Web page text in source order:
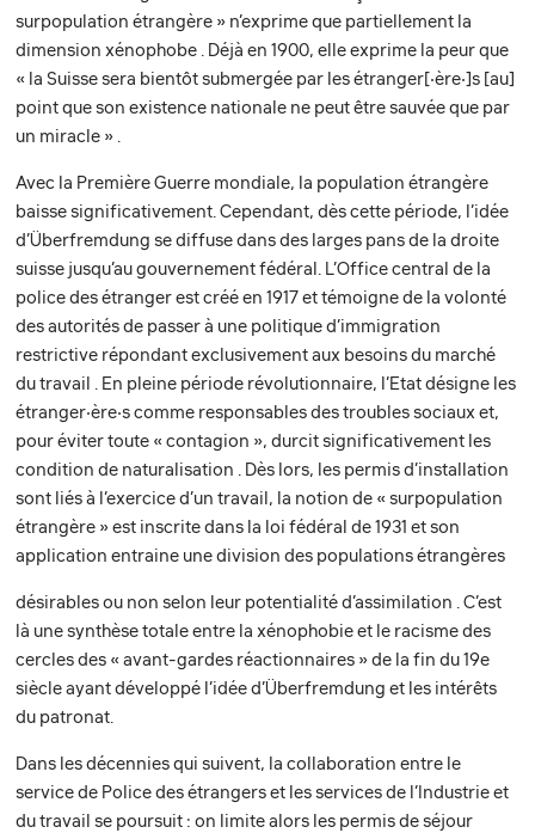
surpopulation étrangère » n’exprime que partiellement la
dimension xénophobe . Déjà en 1900, elle exprime la peur que
« la Suisse sera bientôt submergée par les étranger[‧ère‧]s [au]
point que son existence nationale ne peut être sauvée que par
un miracle » .
Avec la Première Guerre mondiale, la population étrangère
baisse significativement. Cependant, dès cette période, l’idée
d’Überfremdung se diffuse dans des larges pans de la droite
suisse jusqu’au gouvernement fédéral. L’Office central de la
police des étranger est créé en 1917 et témoigne de la volonté
des autorités de passer à une politique d’immigration
restrictive répondant exclusivement aux besoins du marché
du travail . En pleine période révolutionnaire, l’Etat désigne les
étranger‧ère‧s comme responsables des troubles sociaux et,
pour éviter toute « contagion », durcit significativement les
condition de naturalisation . Dès lors, les permis d’installation
sont liés à l’exercice d’un travail, la notion de « surpopulation
étrangère » est inscrite dans la loi fédéral de 1931 et son
application entraine une division des populations étrangères
désirables ou non selon leur potentialité d’assimilation . C’est
là une synthèse totale entre la xénophobie et le racisme des
cercles des « avant-gardes réactionnaires » de la fin du 19e
siècle ayant développé l’idée d’Überfremdung et les intérêts
du patronat.
Dans les décennies qui suivent, la collaboration entre le
service de Police des étrangers et les services de l’Industrie et
du travail se poursuit : on limite alors les permis de séjour